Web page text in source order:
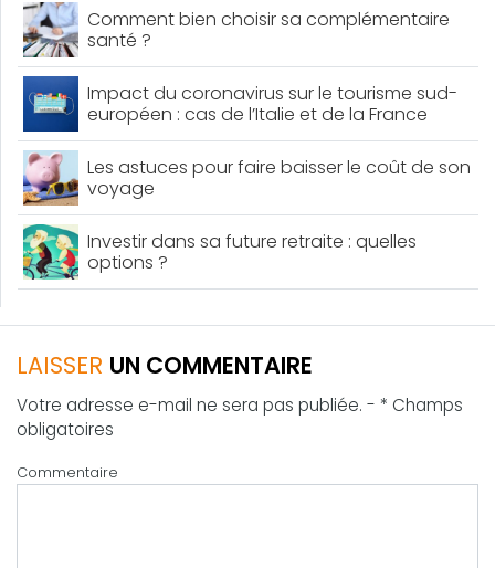
Comment bien choisir sa complémentaire
santé ?
Impact du coronavirus sur le tourisme sud-
européen : cas de l’Italie et de la France
Les astuces pour faire baisser le coût de son
voyage
Investir dans sa future retraite : quelles
options ?
LAISSER UN COMMENTAIRE
Votre adresse e-mail ne sera pas publiée. - * Champs
obligatoires
Commentaire